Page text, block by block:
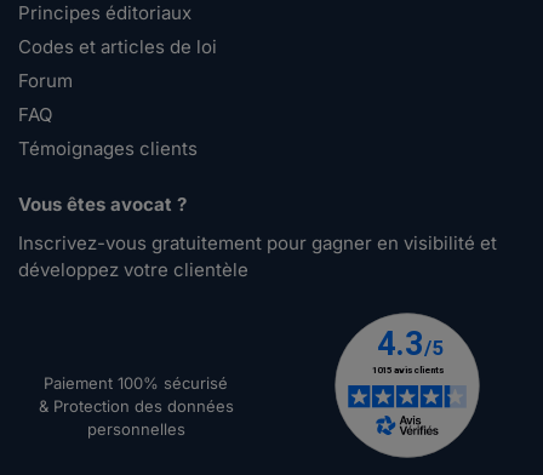
Principes éditoriaux
Codes et articles de loi
Forum
FAQ
Témoignages clients
Vous êtes avocat ?
Inscrivez-vous gratuitement pour gagner en visibilité et
développez votre clientèle
Paiement 100% sécurisé
& Protection des données
personnelles